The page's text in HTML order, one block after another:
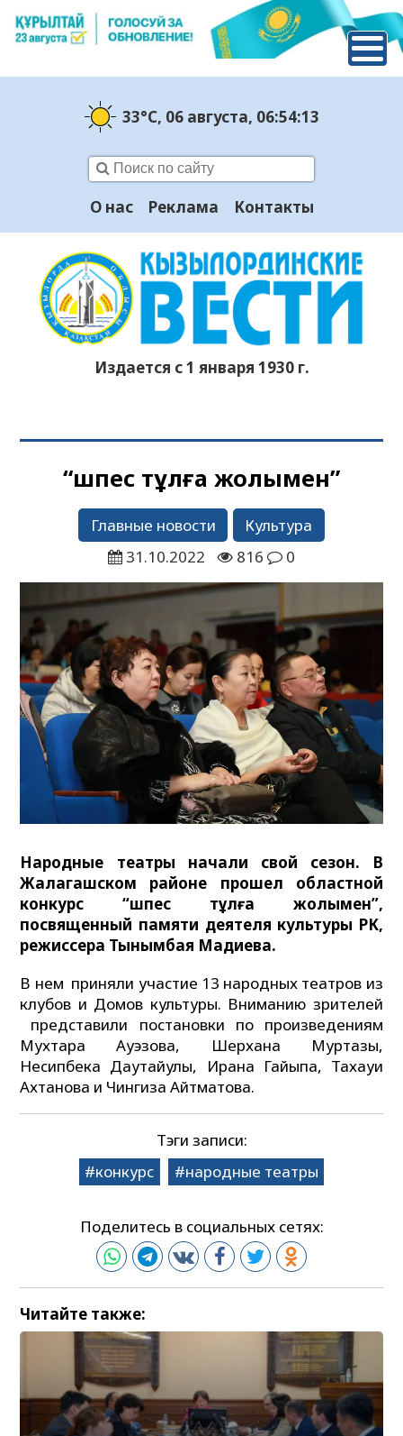
33°C, 06 августа, 06:54:14
О нас Реклама Контакты
Издается с 1 января 1930 г.
“Өшпес тұлға жолымен”
Главные новости
Культура
31.10.2022
816 0
Народные театры начали свой сезон. В
Жалагашском районе прошел областной
конкурс “Өшпес тұлға жолымен”,
посвященный памяти деятеля культуры РК,
режиссера Тынымбая Мадиева.
В нем приняли участие 13 народных театров из
клубов и Домов культуры. Вниманию зрителей
представили постановки по произведениям
Мухтара Ауэзова, Шерхана Муртазы,
Несипбека Даутайулы, Ирана Гайыпа, Тахауи
Ахтанова и Чингиза Айтматова.
Тэги записи:
конкурс
народные театры
Поделитесь в социальных сетях:
Читайте также: